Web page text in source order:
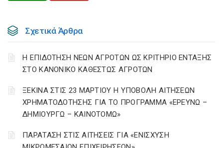
Σχετικά Άρθρα
Η ΕΠΙΔΟΤΗΣΗ ΝΕΩΝ ΑΓΡΟΤΩΝ ΩΣ ΚΡΙΤΗΡΙΟ ΕΝΤΑΞΗΣ
ΣΤΟ ΚΑΝΟΝΙΚΟ ΚΑΘΕΣΤΩΣ ΑΓΡΟΤΩΝ
ΞΕΚΙΝΑ ΣΤΙΣ 23 ΜΑΡΤΙΟΥ Η ΥΠΟΒΟΛΗ ΑΙΤΗΣΕΩΝ
ΧΡΗΜΑΤΟΔΟΤΗΣΗΣ ΓΙΑ ΤΟ ΠΡΟΓΡΑΜΜΑ «ΕΡΕΥΝΩ –
ΔΗΜΙΟΥΡΓΩ – ΚΑΙΝΟΤΟΜΩ»
ΠΑΡΑΤΑΣΗ ΣΤΙΣ ΑΙΤΗΣΕΙΣ ΓΙΑ «ΕΝΙΣΧΥΣΗ